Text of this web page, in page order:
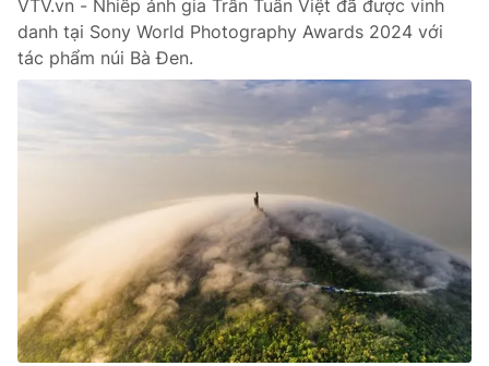
024.38 355 931 - 024.38 355 932
Ðiện thoại Thời báo VTV:
Email:
toasoan@vtv.vn
Liên hệ quảng cáo:
VTV.vn - Nhiếp ảnh gia Trần Tuấn Việt đã được vinh
danh tại Sony World Photography Awards 2024 với
tác phẩm núi Bà Đen.